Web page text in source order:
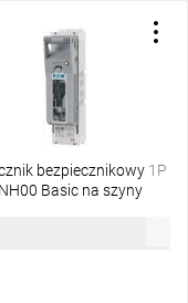
bezpiecznikowy 1P
Basic na szyny